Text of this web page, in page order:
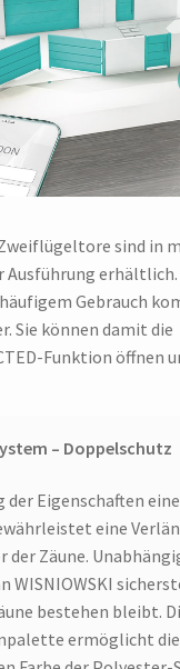
sind in
Ausführung
Gebrauch
Sie können damit die
Funktion öffnen
– Doppelschutz
der Eigenschaften
eine
der Zäune.
WISNIOWSKI
bestehen bleibt.
ermöglicht